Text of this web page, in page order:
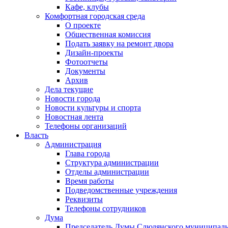
Кафе, клубы
Комфортная городская среда
О проекте
Общественная комиссия
Подать заявку на ремонт двора
Дизайн-проекты
Фотоотчеты
Документы
Архив
Дела текущие
Новости города
Новости культуры и спорта
Новостная лента
Телефоны организаций
Власть
Администрация
Глава города
Структура администрации
Отделы администрации
Время работы
Подведомственные учреждения
Реквизиты
Телефоны сотрудников
Дума